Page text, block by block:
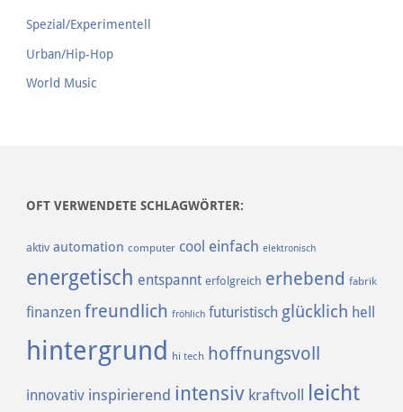
Spezial/Experimentell
Urban/Hip-Hop
World Music
OFT VERWENDETE SCHLAGWÖRTER:
aktiv automation computer cool einfach elektronisch
energetisch entspannt erfolgreich erhebend fabrik
finanzen freundlich fröhlich futuristisch glücklich hell
hintergrund hi tech hoffnungsvoll
innovativ inspirierend intensiv kraftvoll leicht